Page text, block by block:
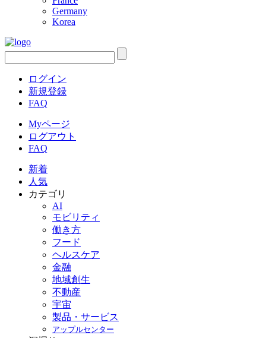
Germany
Korea
ログイン
新規登録
FAQ
Myページ
ログアウト
FAQ
新着
人気
カテゴリ
AI
モビリティ
働き方
フード
ヘルスケア
金融
地域創生
不動産
宇宙
製品・サービス
アップルセンター